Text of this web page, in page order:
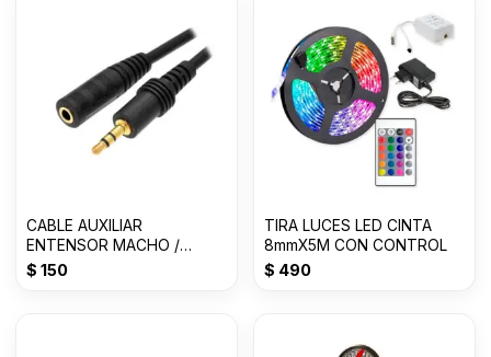
CABLE AUXILIAR
ENTENSOR MACHO /
HEMBRA 1.5 METROS
$ 150
TIRA LUCES LED CINTA
8mmX5M CON CONTROL
$ 490